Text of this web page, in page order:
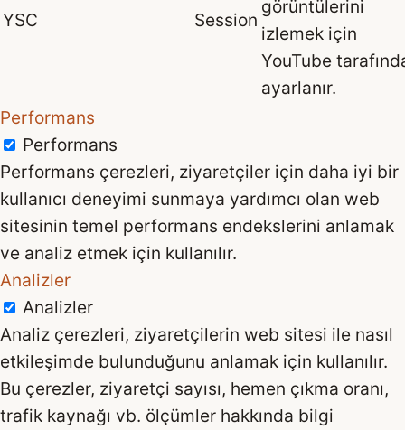
YSC Session
görüntülerini
izlemek için
YouTube
ayarlanır.
Performans
Performans
Performans çerezleri, ziyaretçiler için daha iyi bir
kullanıcı deneyimi sunmaya yardımcı olan web
sitesinin temel performans endekslerini anlamak
ve analiz etmek için kullanılır.
Analizler
Analizler
Analiz çerezleri, ziyaretçilerin web sitesi ile nasıl
etkileşimde bulunduğunu anlamak için kullanılır.
Bu çerezler, ziyaretçi sayısı, hemen çıkma oranı,
trafik kaynağı vb. ölçümler hakkında bilgi